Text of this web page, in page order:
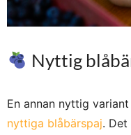
Nyttig
En annan nyttig
nyttiga blåbärspaj. Det